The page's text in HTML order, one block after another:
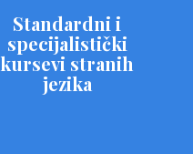
Standardni i
specijalistički
kursevi stranih
jezika